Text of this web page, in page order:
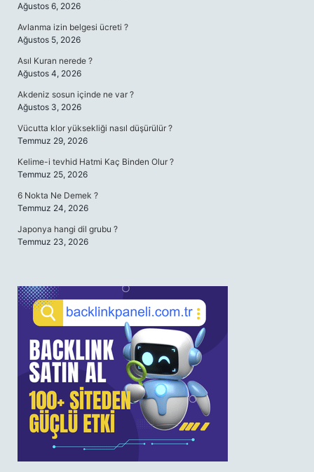
Ağustos 6, 2026
Avlanma izin belgesi ücreti ?
Ağustos 5, 2026
Asıl Kuran nerede ?
Ağustos 4, 2026
Akdeniz sosun içinde ne var ?
Ağustos 3, 2026
Vücutta klor yüksekliği nasıl düşürülür ?
Temmuz 29, 2026
Kelime-i tevhid Hatmi Kaç Binden Olur ?
Temmuz 25, 2026
6 Nokta Ne Demek ?
Temmuz 24, 2026
Japonya hangi dil grubu ?
Temmuz 23, 2026